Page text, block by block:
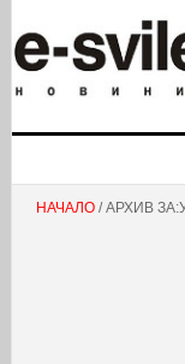
НАЧАЛО/ АРХИВ